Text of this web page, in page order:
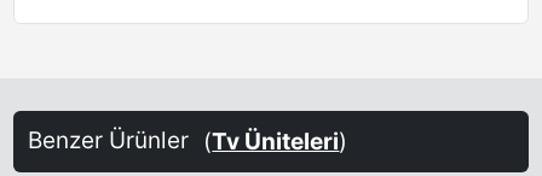
Benzer Ürünler (Tv Üniteleri)